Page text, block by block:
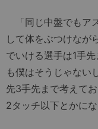
「同じ中盤でもア
して体をぶつけなが
でいける選手は1手
も僕はそうじゃない
先3手先まで考えて
2タッチ以下とかにな